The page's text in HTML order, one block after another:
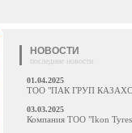
НОВОСТИ
последние новости
01.04.2025
ТОО "ПАК ГРУП
03.03.2025
Компания ТОО "Ikon Tyres